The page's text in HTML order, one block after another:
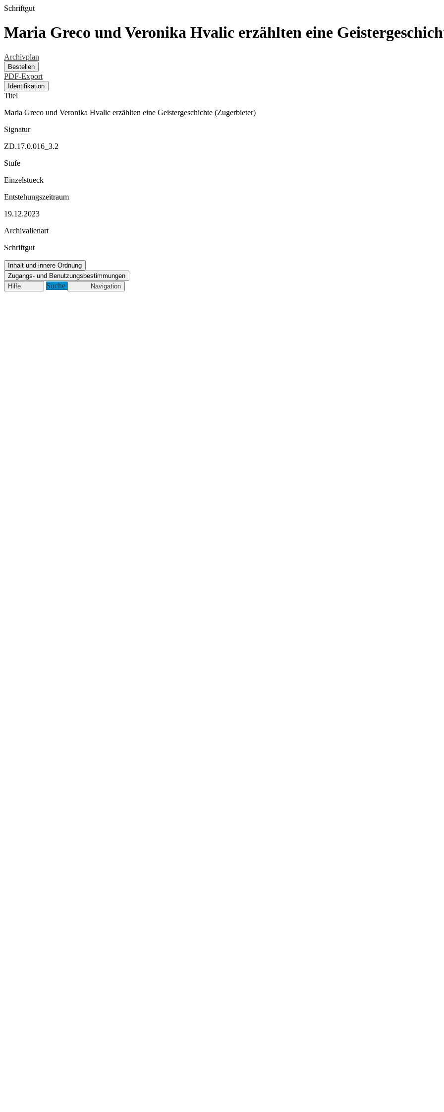
Schriftgut
Maria Greco und Veronika Hvalic erzählten eine
Archivplan
Bestellen
PDF-Export
Identifikation
Titel
Maria Greco und Veronika Hvalic erzählten eine Geistergeschichte (Zugerbieter)
Signatur
ZD.17.0.016_3.2
Stufe
Einzelstueck
Entstehungszeitraum
19.12.2023
Archivalienart
Schriftgut
Inhalt und innere Ordnung
Zugangs- und Benutzungsbestimmungen
Hilfe
Suche Navigation